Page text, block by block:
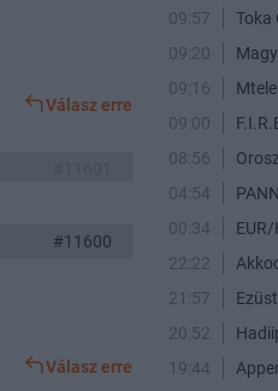
Válasz erre
#11600
Válasz erre
09:57
09:20
09:16
09:00
08:56
04:54
00:34
EUR/
22:22
21:57
Ezüst
20:52
19:44